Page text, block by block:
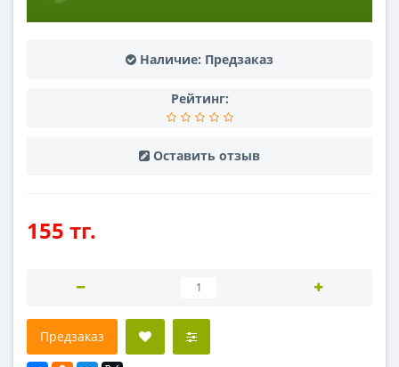
Наличие: Предзаказ
Рейтинг:
Оставить отзыв
155 тг.
Предзаказ